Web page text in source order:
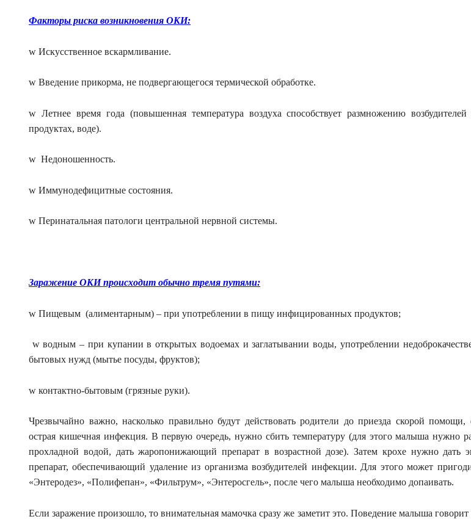
Факторы риска возникновения ОКИ:
w Искусственное вскармливание.
w Введение прикорма, не подвергающегося термической обработке.
w Летнее время года (повышенная температура воздуха способствует размножению
продуктах, воде).
w Недоношенность.
w Иммунодефицитные состояния.
w Перинатальная патологи центральной нервной системы.
Заражение ОКИ происходит обычно тремя путями:
w Пищевым (алиментарным) – при употреблении в пищу инфицированных продуктов;
w водным – при купании в открытых водоемах и заглатывании воды, употреблении
бытовых нужд (мытье посуды, фруктов);
w контактно-бытовым (грязные руки).
Чрезвычайно важно, насколько правильно будут действовать родители до приезда скорой помощи,
острая кишечная инфекция. В первую очередь, нужно сбить температуру (для этого малыша нужно
прохладной водой, дать жаропонижающий препарат в возрастной дозе). Затем крохе нужно дать
препарат, обеспечивающий удаление из организма возбудителей инфекции. Для этого может
«Энтеродез», «Полифепан», «Фильтрум», «Энтеросгель», после чего малыша необходимо допаивать.
Если заражение произошло, то внимательная мамочка сразу же заметит это. Поведение малыша говорит